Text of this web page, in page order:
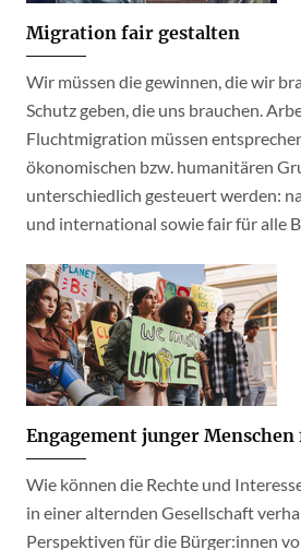
Migration fair gestalten
Wir müssen die gewinnen, die wir
Schutz geben, die uns brauchen.
Fluchtmigration müssen
ökonomischen bzw. humanitären
unterschiedlich gesteuert werden:
und international sowie fair für alle
Engagement junger
Wie können die Rechte und
in einer alternden Gesellschaft
Perspektiven für die Bürger:innen